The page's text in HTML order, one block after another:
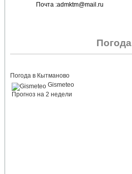
Почта :admktm@mail.ru
Погода
Погода в Кытманово
Gismeteo
Прогноз на 2 недели